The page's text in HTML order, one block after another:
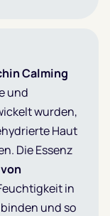
Calming
und
wurden,
Haut
Die Essenz
in
und so